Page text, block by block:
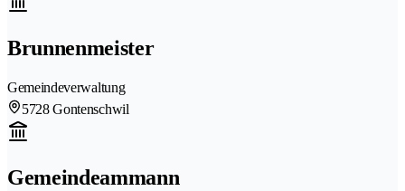
Brunnenmeister
Gemeindeverwaltung
5728 Gontenschwil
Gemeindeammann